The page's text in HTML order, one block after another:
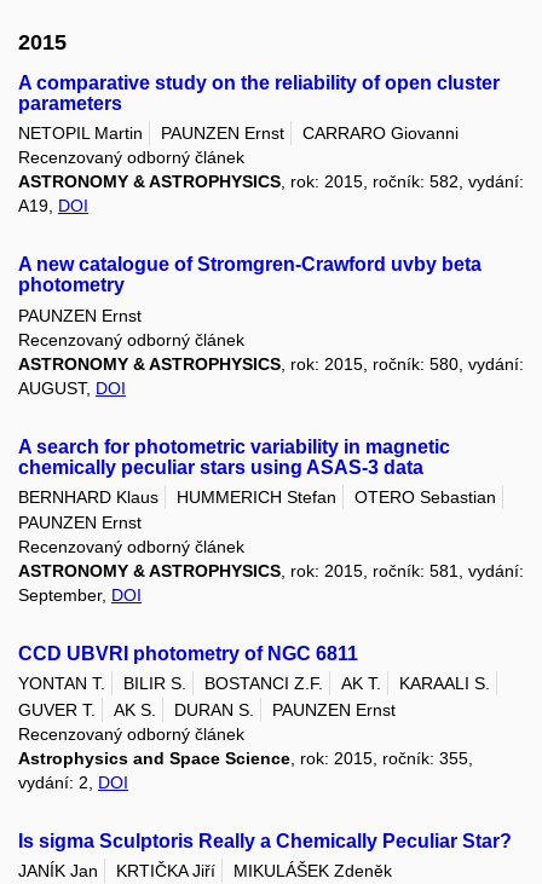
2015
A comparative study on the reliability of open cluster
parameters
NETOPIL Martin PAUNZEN Ernst
CARRARO Giovanni
Recenzovaný odborný článek
ASTRONOMY & ASTROPHYSICS, rok: 2015, ročník: 582, vydání:
A19, DOI
A new catalogue of Stromgren-Crawford uvby beta
photometry
PAUNZEN Ernst
Recenzovaný odborný článek
ASTRONOMY & ASTROPHYSICS , rok: 2015, ročník: 580, vydání:
AUGUST, DOI
A search for photometric variability in magnetic
chemically peculiar stars using ASAS-3 data
BERNHARD Klaus HUMMERICH Stefan
OTERO Sebastian
PAUNZEN Ernst
Recenzovaný odborný článek
ASTRONOMY & ASTROPHYSICS , rok: 2015, ročník: 581, vydání:
September, DOI
CCD UBVRI photometry of NGC 6811
YONTAN T. BILIR S. BOSTANCI Z.F. AK T.
KARAALI S.
GUVER T.
AK S. DURAN S.
PAUNZEN Ernst
Recenzovaný odborný článek
Astrophysics and Space Science , rok: 2015, ročník: 355,
vydání: 2, DOI
Is sigma Sculptoris Really a Chemically Peculiar Star?
JANÍK Jan KRTIČKA Jiří
MIKULÁŠEK Zdeněk